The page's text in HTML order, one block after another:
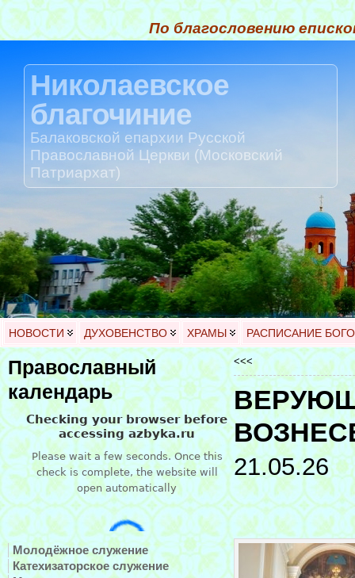
По благословению
Николаевское
благочиние
Балаковской епархии Русской
Православной Церкви (Московский
Патриархат)
НОВОСТИ ДУХОВЕНСТВО ХРАМЫ РАСПИСАНИЕ
Православный
календарь
Молодёжное служение
Катехизаторское служение
<<<
21.05.26